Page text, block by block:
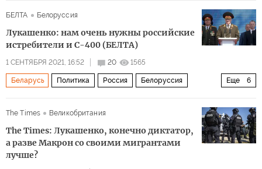
протесты в Белоруссии санкции
оппозиция напряженность
БЕЛТА Белоруссия
Лукашенко: нам очень нужны российские
истребители и С-400 (БЕЛТА)
1 СЕНТЯБРЯ 2021, 16:52 20 1565
Еще 6
Беларусь Политика Россия Белоруссия
The Times Великобритания
The Times: Лукашенко, конечно диктатор,
а разве Макрон со своими мигрантами
лучше?